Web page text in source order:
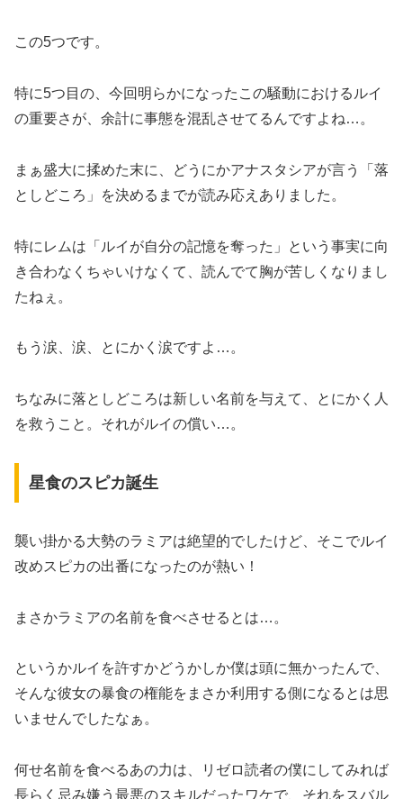
この5つです。
特に5つ目の、今回明らかになったこの騒動におけるルイ
の重要さが、余計に事態を混乱させてるんですよね…。
まぁ盛大に揉めた末に、どうにかアナスタシアが言う「落
としどころ」を決めるまでが読み応えありました。
特にレムは「ルイが自分の記憶を奪った」という事実に向
き合わなくちゃいけなくて、読んでて胸が苦しくなりまし
たねぇ。
もう涙、涙、とにかく涙ですよ…。
ちなみに落としどころは新しい名前を与えて、とにかく人
を救うこと。それがルイの償い…。
星食のスピカ誕生
襲い掛かる大勢のラミアは絶望的でしたけど、そこでルイ
改めスピカの出番になったのが熱い！
まさかラミアの名前を食べさせるとは…。
というかルイを許すかどうかしか僕は頭に無かったんで、
そんな彼女の暴食の権能をまさか利用する側になるとは思
いませんでしたなぁ。
何せ名前を食べるあの力は、リゼロ読者の僕にしてみれば
長らく忌み嫌う最悪のスキルだったワケで、それをスバル